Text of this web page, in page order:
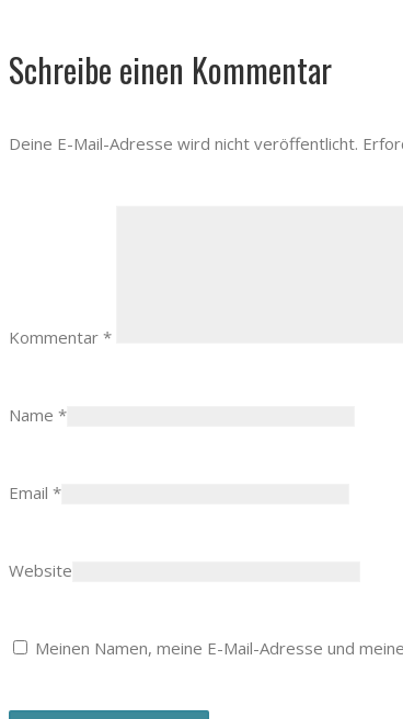
Schreibe einen Kommentar
Deine E-Mail-Adresse wird nicht veröffentlicht.
Kommentar *
Name *
Email *
Website
Meinen Namen, meine E-Mail-Adresse und